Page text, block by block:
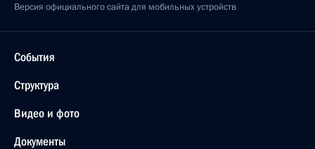
Версия официального сайта для мобильных устройств
События
Структура
Видео и фото
Документы